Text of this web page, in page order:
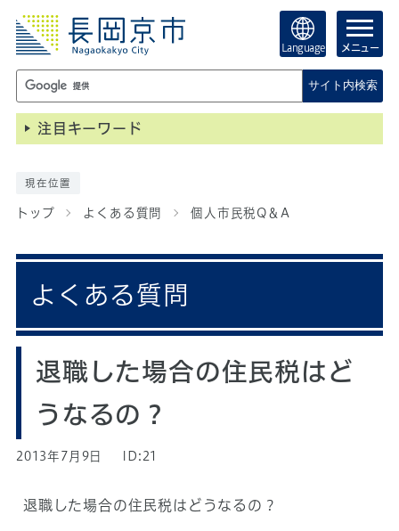
Language メニュー
サイト内検索
注目キーワード
現在位置
トップ よくある質問 個人市民税Q＆A
よくある質問
退職した場合の住民税はど
うなるの？
2013年7月9日 ID:21
退職した場合の住民税はどうなるの？